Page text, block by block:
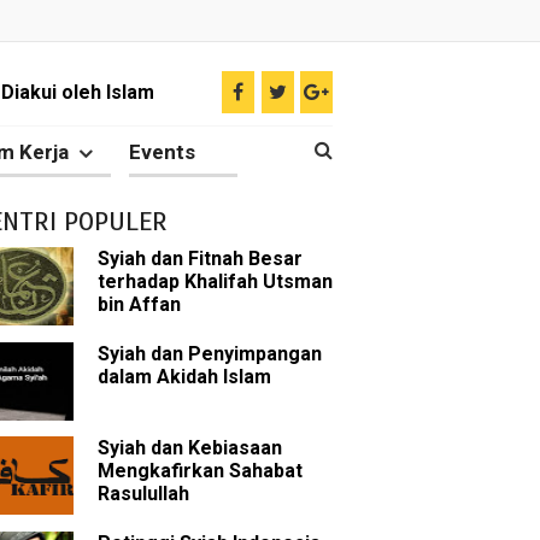
oleh Islam
Para Sahabat
Pengkhianat?
Sunni
bin Affan
Kerja Events
POPULER
Syiah dan Fitnah Besar
terhadap Khalifah Utsman
bin Affan
Syiah dan Penyimpangan
dalam Akidah Islam
Syiah dan Kebiasaan
Mengkafirkan Sahabat
Rasulullah